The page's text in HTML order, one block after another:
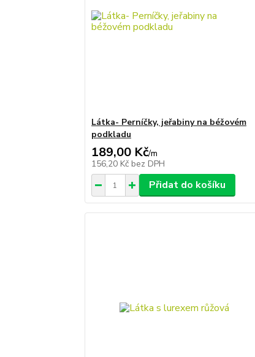
Látka- Perníčky, jeřabiny na béžovém
podkladu
189,00 Kč/m
156,20 Kč bez DPH
Přidat do košíku